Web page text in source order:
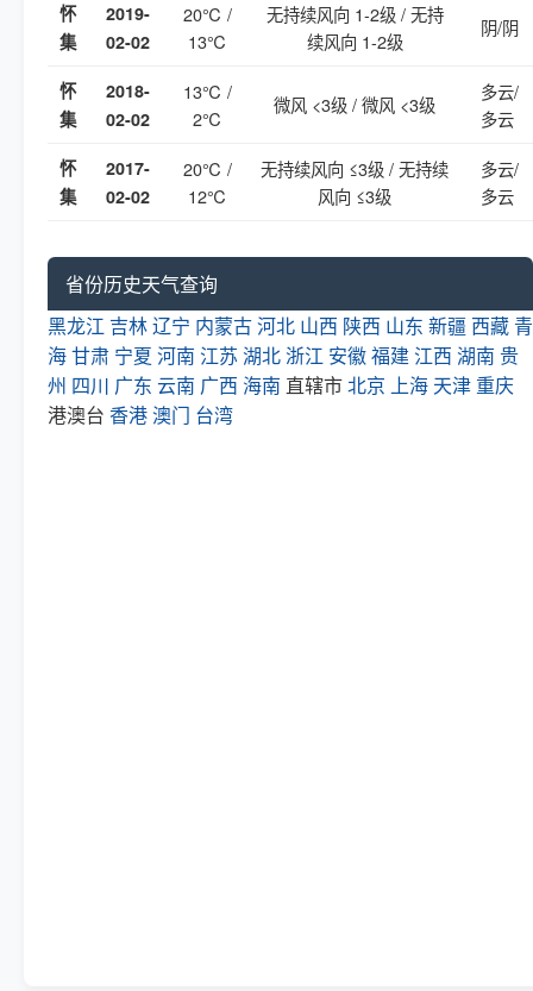
怀
集
2019-
02-02
20℃ /
13℃
无持续风向 1-2级 / 无持
续风向 1-2级
阴/阴
怀
集
2018-
02-02
13℃ /
2℃
微风 <3级 / 微风 <3级
多云/
多云
怀
集
2017-
02-02
20℃ /
12℃
无持续风向 ≤3级 / 无持续
风向 ≤3级
多云/
多云
省份历史天气查询
黑龙江 吉林辽宁 内蒙古河北 山西 陕西 山东 新疆 西藏 青
海甘肃 宁夏 河南 江苏 湖北 浙江 安徽福建 江西 湖南 贵
州 四川 广东 云南 广西 海南 直辖市北京 上海 天津 重庆
港澳台 香港澳门 台湾